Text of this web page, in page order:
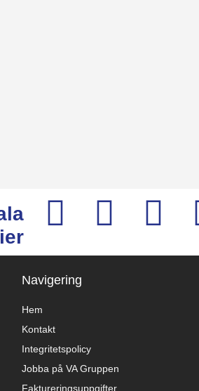
Navigering
Hem
Kontakt
Integritetspolicy
Jobba på VA Gruppen
Faktureringsuppgifter